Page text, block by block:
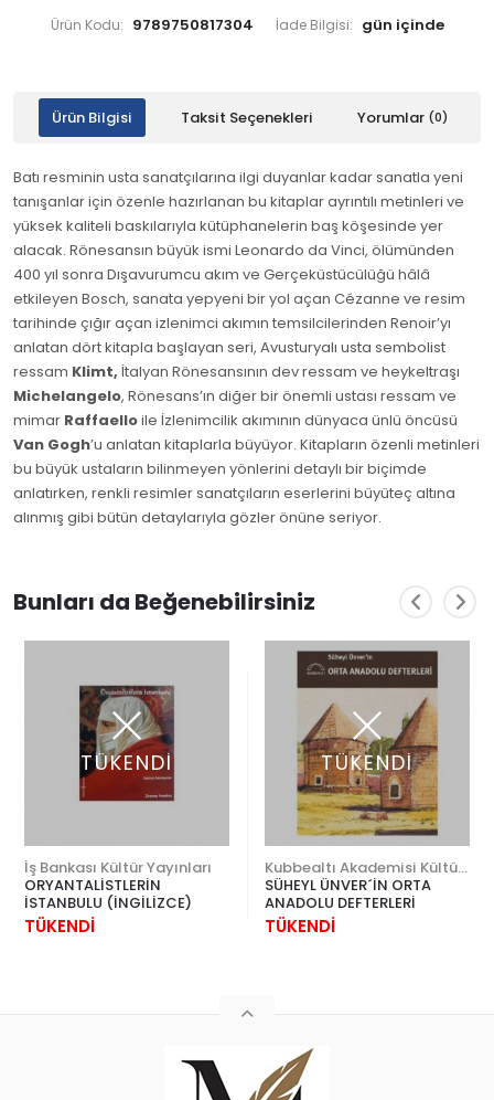
Ürün Kodu: 9789750817304 İade Bilgisi:
Ürün Bilgisi Taksit Seçenekleri Yorumlar (0)
Batı resminin usta sanatçılarına ilgi duyanlar kadar sanatla yeni
tanışanlar için özenle hazırlanan bu kitaplar ayrıntılı metinleri ve
yüksek kaliteli baskılarıyla kütüphanelerin baş köşesinde yer
alacak. Rönesansın büyük ismi Leonardo da Vinci, ölümünden
400 yıl sonra Dışavurumcu akım ve Gerçeküstücülüğü hâlâ
etkileyen Bosch, sanata yepyeni bir yol açan Cézanne ve resim
tarihinde çığır açan izlenimci akımın temsilcilerinden Renoir’yı
anlatan dört kitapla başlayan seri, Avusturyalı usta sembolist
ressam Klimt, İtalyan Rönesansının dev ressam ve heykeltraşı
Michelangelo, Rönesans’ın diğer bir önemli ustası ressam ve
mimar Raffaello ile İzlenimcilik akımının dünyaca ünlü öncüsü
Van Gogh’u anlatan kitaplarla büyüyor. Kitapların özenli metinleri
bu büyük ustaların bilinmeyen yönlerini detaylı bir biçimde
anlatırken, renkli resimler sanatçıların eserlerini büyüteç altına
alınmış gibi bütün detaylarıyla gözler önüne seriyor.
Bunları da Beğenebilirsiniz
TÜKENDİ
İş Bankası Kültür Yayınları
ORYANTALİSTLERİN
İSTANBULU (İNGİLİZCE)
TÜKENDİ
TÜKENDİ
SÜHEYL ÜNVER´İN ORTA
ANADOLU DEFTERLERİ
TÜKENDİ